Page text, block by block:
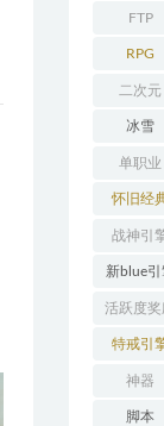
FTP
RPG
二次元
冰雪
单职业
怀旧经
战神引
新blue引
活跃度奖
特戒引
神器
脚本